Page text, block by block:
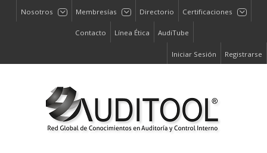
Nosotros Membresías Directorio Certificaciones
Contacto Línea Ética AudiTube
Iniciar Sesión Registrarse